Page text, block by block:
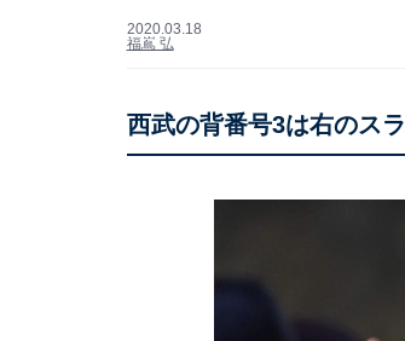
2020.03.18
福嶌 弘
西武の背番号3は右のス